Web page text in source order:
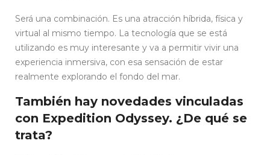
Será una combinación. Es una atracción híbrida, física y
virtual al mismo tiempo. La tecnología que se está
utilizando es muy interesante y va a permitir vivir una
experiencia inmersiva, con esa sensación de estar
realmente explorando el fondo del mar.
También hay novedades vinculadas
con Expedition Odyssey. ¿De qué se
trata?